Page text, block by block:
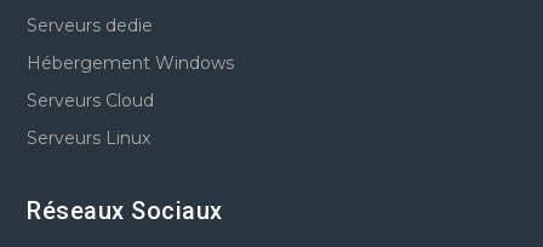
Serveurs dedie
Hébergement Windows
Serveurs Cloud
Serveurs Linux
Réseaux Sociaux